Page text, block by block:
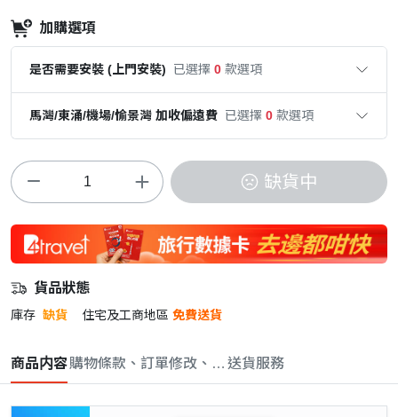
加購選項
是否需要安裝 (上門安裝) 已選擇 0 款選項
馬灣/東涌/機場/愉景灣 加收偏遠費 已選擇 0 款選項
缺貨中
貨品狀態
庫存 缺貨 住宅及工商地區 免費送貨
商品内容購物條款、訂單修改、取消與退款政策
送貨服務